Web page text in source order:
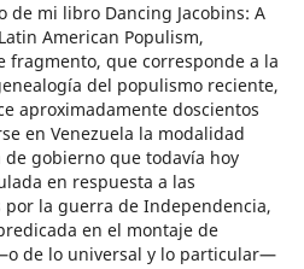
de mi libro Dancing Jacobins: A
American Populism,
fragmento, que corresponde a la
del populismo reciente,
aproximadamente doscientos
en Venezuela la modalidad
gobierno que todavía hoy
en respuesta a las
por la guerra de Independencia,
en el montaje de
de lo universal y lo particular—